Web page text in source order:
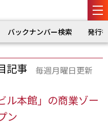
バックナンバー検索 発行
記事 毎週月曜日更新
本館」の商業ゾー
ン